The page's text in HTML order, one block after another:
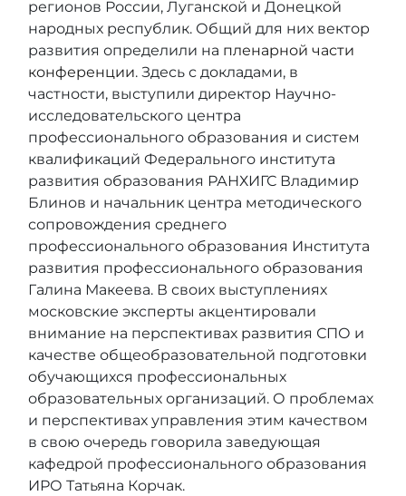
регионов России, Луганской и Донецкой
народных республик. Общий для них вектор
развития определили на пленарной части
конференции. Здесь с докладами, в
частности, выступили директор Научно-
исследовательского центра
профессионального образования и систем
квалификаций Федерального института
развития образования РАНХИГС Владимир
Блинов и начальник центра методического
сопровождения среднего
профессионального образования Института
развития профессионального образования
Галина Макеева. В своих выступлениях
московские эксперты акцентировали
внимание на перспективах развития СПО и
качестве общеобразовательной подготовки
обучающихся профессиональных
образовательных организаций. О проблемах
и перспективах управления этим качеством
в свою очередь говорила заведующая
кафедрой профессионального образования
ИРО Татьяна Корчак.